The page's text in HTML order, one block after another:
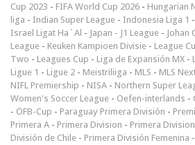
Cup 2023 - FIFA World Cup 2026 - Hungarian
liga - Indian Super League - Indonesia Liga 1 -
Israel Ligat Ha`Al - Japan - J1 League - Johan
League - Keuken Kampioen Divisie - League
Two - Leagues Cup - Liga de Expansión MX -
Ligue 1 - Ligue 2 - Meistriliiga - MLS - MLS
NIFL Premiership - NISA - Northern Super
Women's Soccer League - Oefen-interlands -
- ÖFB-Cup - Paraguay Primera División -
Primera A - Primera Division - Primera
División de Chile - Primera División Femenina -